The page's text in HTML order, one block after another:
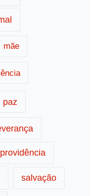
mãe
paz
providência
salvação